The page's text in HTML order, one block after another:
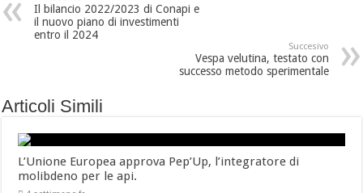
Il bilancio 2022/2023 di Conapi e
il nuovo piano di investimenti
entro il 2024
Succesivo
Vespa velutina, testato con
successo metodo sperimentale
Articoli Simili
L’Unione Europea approva Pep’Up, l’integratore di
molibdeno per le api.